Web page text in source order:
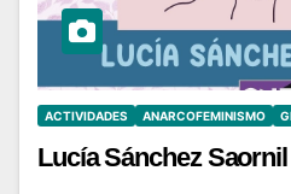
ACTIVIDADES ANARCOFEMINISMO
Lucía Sánchez Saornil